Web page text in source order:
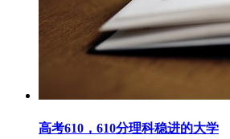
高考610，610分理科稳进的大学